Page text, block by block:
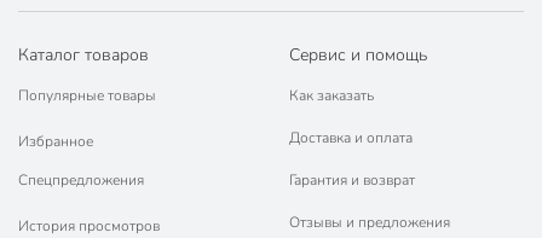
Каталог товаров
Популярные товары
Избранное
Спецпредложения
История просмотров
Сервис и помощь
Как заказать
Доставка и оплата
Гарантия и возврат
Отзывы и предложения